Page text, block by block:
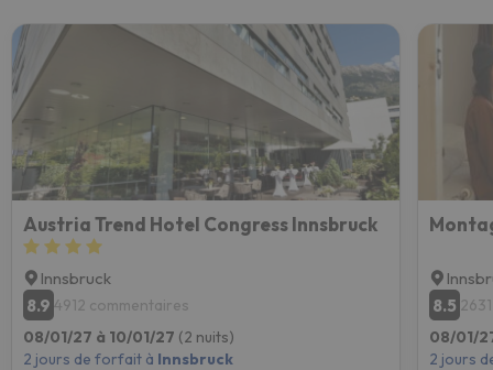
Austria Trend Hotel Congress Innsbruck
Innsbruck
8.9 4912 commentaires
08/01/27 à 10/01/27 (2 nuits)
2 jours de forfait à Innsbruck
8.5
08/01/
2 jours